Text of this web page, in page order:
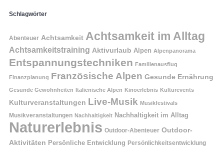
Schlagwörter
Abenteuer Achtsamkeit Achtsamkeit im Alltag
Achtsamkeitstraining Aktivurlaub Alpen Alpenpanorama
Entspannungstechniken Familienausflug
Finanzplanung Französische Alpen Gesunde Ernährung
Gesunde Gewohnheiten Italienische Alpen Kinoerlebnis Kulturevents
Kulturveranstaltungen Live-Musik Musikfestivals
Musikveranstaltungen Nachhaltigkeit Nachhaltigkeit im Alltag
Naturerlebnis Outdoor-Abenteuer Outdoor-
Aktivitäten Persönliche Entwicklung Persönlichkeitsentwicklung